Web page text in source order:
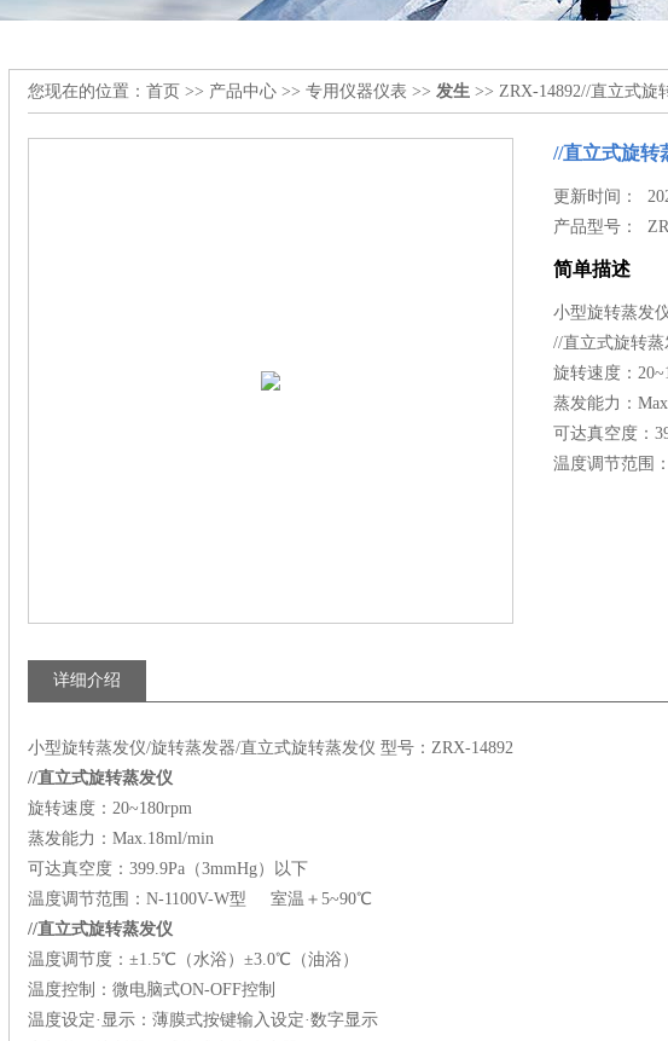
您现在的位置： 首页 >> 产品中心 >> 专用仪器仪表 >> 发生 >> ZRX-14892//直立式旋
//直立式旋转
更新时间：
产品型号：
简单描述
小型旋转蒸发
//直立式旋转蒸
旋转速度：
蒸发能力：
可达真空度：
温度调节范围
详细介绍
小型旋转蒸发仪/旋转蒸发器/直立式旋转蒸发仪 型号：ZRX-14892
//直立式旋转蒸发仪
旋转速度：20~180rpm
蒸发能力：Max.18ml/min
可达真空度：399.9Pa（3mmHg）以下
温度调节范围：N-1100V-W型 室温＋5~90℃
//直立式旋转蒸发仪
温度调节度：±1.5℃（水浴）±3.0℃（油浴）
温度控制：微电脑式ON-OFF控制
温度设定·显示：薄膜式按键输入设定·数字显示